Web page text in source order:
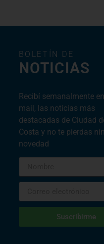
BOLETÍN DE
NOTICIAS
Recibí semanalmente
mail, las noticias más
destacadas de Ciudad
Costa y no te pierdas
novedad
Suscribirme